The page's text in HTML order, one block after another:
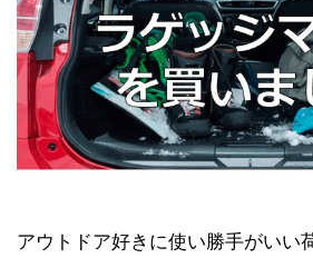
アウトドア好きに使い勝手がいい